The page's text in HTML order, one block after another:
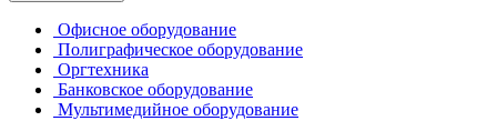
Офисное оборудование
Полиграфическое оборудование
Оргтехника
Банковское оборудование
Мультимедийное оборудование